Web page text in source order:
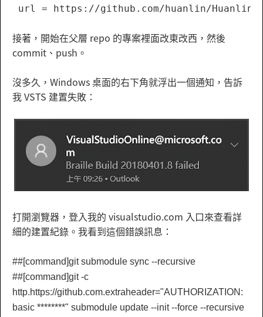
接著，開始在父層 repo 的專案裡面改東改西，然後
commit、push。
沒多久，Windows 桌面的右下角就浮出一個通知，告訴
我 VSTS 建置失敗：
打開瀏覽器，登入我的 visualstudio.com 入口來查看詳
細的建置紀錄。我看到這個錯誤訊息：
##[command]git submodule sync --recursive
##[command]git -c
http.https://github.com.extraheader="AUTHORIZATION:
basic ********" submodule update --init --force --recursive